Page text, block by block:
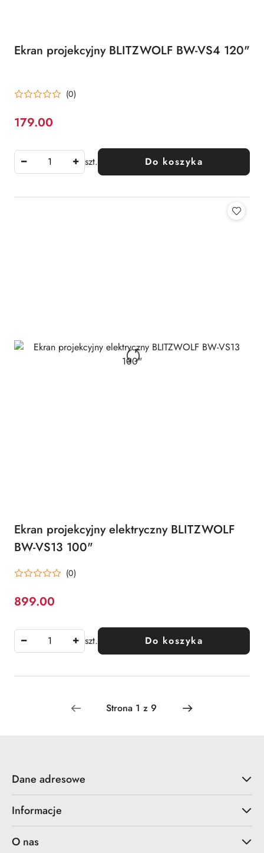
Ekran projekcyjny BLITZWOLF BW-VS4 120"
(0)
Cena:
179.00
szt. Do koszyka
Ekran projekcyjny elektryczny BLITZWOLF
BW-VS13 100"
(0)
Cena:
899.00
szt. Do koszyka
Dane adresowe
Informacje
O nas